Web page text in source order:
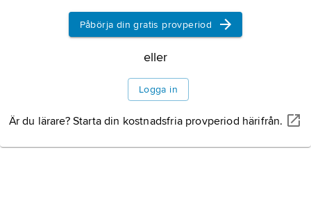
). 1932 infördes dock skyddstullar och
Information om artikeln
Påbörja din gratis provperiod
eller
Logga in
Är du lärare? Starta din kostnadsfria provperiod härifrån.